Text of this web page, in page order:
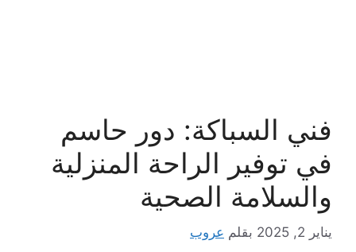
فني السباكة: دور حاسم
في توفير الراحة المنزلية
والسلامة الصحية
يناير 2, 2025 بقلم عروب